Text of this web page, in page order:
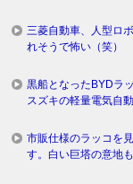
三菱自動車、人型ロ
れそうで怖い（笑）
黒船となったBYDラ
スズキの軽量電気自
市販仕様のラッコを
す。白い巨塔の意地も